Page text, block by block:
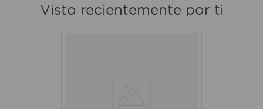
Visto recientemente por ti